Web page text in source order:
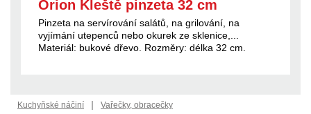
Orion Kleště pinzeta 32 cm
Pinzeta na servírování salátů, na grilování, na
vyjímání utepenců nebo okurek ze sklenice,...
Materiál: bukové dřevo. Rozměry: délka 32 cm.
Kuchyňské náčiní | Vařečky, obracečky